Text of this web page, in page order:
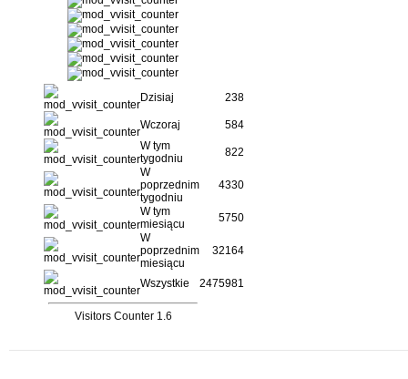
Dzisiaj 238
Wczoraj
584
W tym
tygodniu
822
W
poprzednim
tygodniu
4330
W tym
miesiącu
5750
W
poprzednim
miesiącu
32164
Wszystkie 2475981
Visitors Counter 1.6